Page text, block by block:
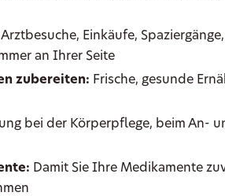
Arztbesuche, Einkäufe, Spaziergänge,
an Ihrer Seite
zubereiten: Frische, gesunde
bei der Körperpflege, beim An-
Damit Sie Ihre Medikamente